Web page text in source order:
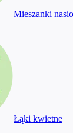
Mieszanki
Łąki kwietne